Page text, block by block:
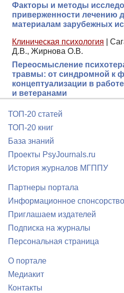
Факторы и методы
приверженности лечению
материалам зарубежных
Клиническая психология
Д.В., Жирнова О.В.
Переосмысление
травмы: от синдромной к
концептуализации в
и ветеранами
ТОП-20 статей
ТОП-20 книг
База знаний
Проекты PsyJournals.ru
История журналов МГППУ
Партнеры портала
Информационное спонсорство
Приглашаем издателей
Подписка на журналы
Персональная страница
О портале
Медиакит
Контакты